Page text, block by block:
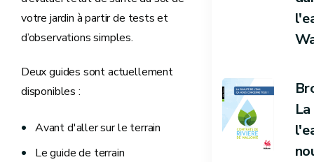
votre jardin à partir de tests et
d’observations simples.
Deux guides sont actuellement
disponibles :
Avant d'aller sur le terrain
Le guide de terrain